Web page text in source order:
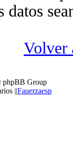
datos
Volver
phpBB Group
||Fauerzaesp